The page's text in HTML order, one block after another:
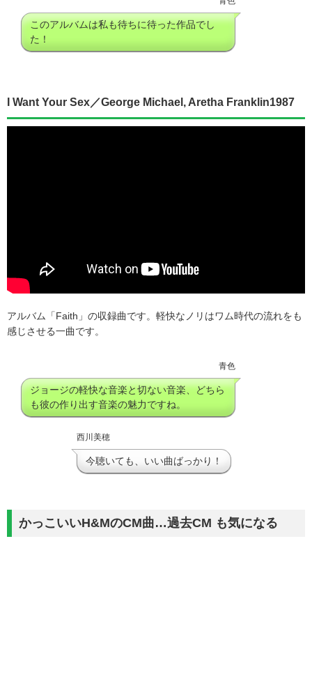
このアルバムは私も待ちに待った作品でし
た！
I Want Your Sex／George Michael, Aretha Franklin1987
アルバム「Faith」の収録曲です。軽快なノリはワム時代の流れをも
感じさせる一曲です。
青色
ジョージの軽快な音楽と切ない音楽、どちら
も彼の作り出す音楽の魅力ですね。
西川美穂
今聴いても、いい曲ばっかり！
かっこいいH&MのCM曲…過去CM も気になる